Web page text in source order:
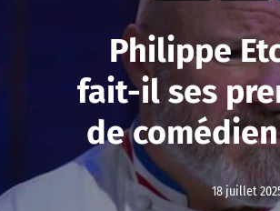
Philippe
fait-il ses
de
18 juillet